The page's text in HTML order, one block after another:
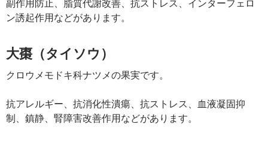
副作用防止、脂質代謝改善、抗ストレス、インターフェロ
ン誘起作用などがあります。
大棗（タイソウ）
クロウメモドキ科ナツメの果実です。
抗アレルギー、抗消化性潰瘍、抗ストレス、血液凝固抑
制、鎮静、腎障害改善作用などがあります。